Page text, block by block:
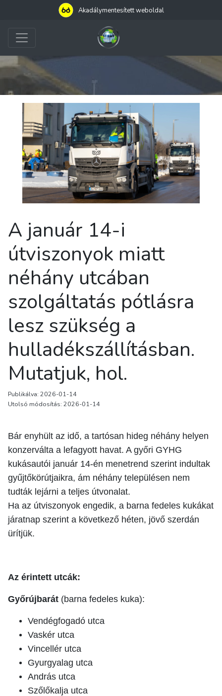
Akadálymentesített weboldal
A január 14-i
útviszonyok miatt
néhány utcában
szolgáltatás pótlásra
lesz szükség a
hulladékszállításban.
Mutatjuk, hol.
Publikálva: 2026-01-14
Utolsó módosítás: 2026-01-14
Bár enyhült az idő, a tartósan hideg néhány helyen
konzerválta a lefagyott havat. A győri GYHG
kukásautói január 14-én menetrend szerint indultak
gyűjtőkörútjaikra, ám néhány településen nem
tudták lejárni a teljes útvonalat.
Ha az útviszonyok engedik, a barna fedeles kukákat
járatnap szerint a következő héten, jövő szerdán
ürítjük.
Az érintett utcák:
Győrújbarát (barna fedeles kuka):
Vendégfogadó utca
Vaskér utca
Vincellér utca
Gyurgyalag utca
András utca
Szőlőkalja utca